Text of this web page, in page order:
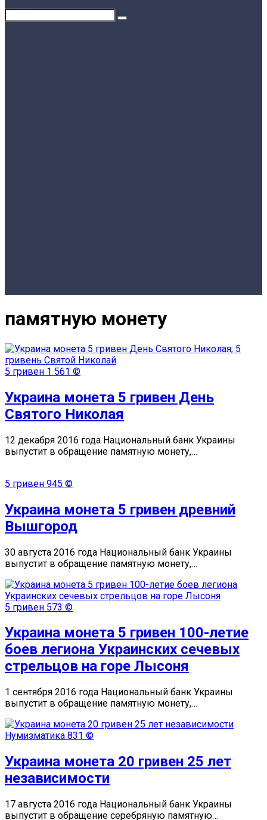
памятную монету
5 гривен 1 561 ©
Украина монета 5 гривен День
Святого Николая
12 декабря 2016 года Национальный банк Украины
выпустит в обращение памятную монету,…
5 гривен 945 ©
Украина монета 5 гривен древний
Вышгород
30 августа 2016 года Национальный банк Украины
выпустит в обращение памятную монету,…
5 гривен 573 ©
Украина монета 5 гривен 100-летие
боев легиона Украинских сечевых
стрельцов на горе Лысоня
1 сентября 2016 года Национальный банк Украины
выпустит в обращение памятную монету,…
Нумизматика 831 ©
Украина монета 20 гривен 25 лет
независимости
17 августа 2016 года Национальный банк Украины
выпустит в обращение серебряную памятную…